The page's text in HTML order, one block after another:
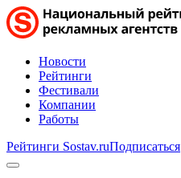
Новости
Рейтинги
Фестивали
Компании
Работы
Рейтинги Sostav.ruПодписаться